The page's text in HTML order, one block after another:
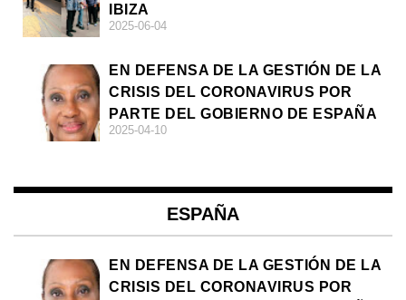
IBIZA
2025-06-04
EN DEFENSA DE LA GESTIÓN DE LA
CRISIS DEL CORONAVIRUS POR
PARTE DEL GOBIERNO DE ESPAÑA
2025-04-10
ESPAÑA
EN DEFENSA DE LA GESTIÓN DE LA
CRISIS DEL CORONAVIRUS POR